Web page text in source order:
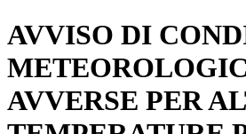
AVVISO DI
AVVERSE PER